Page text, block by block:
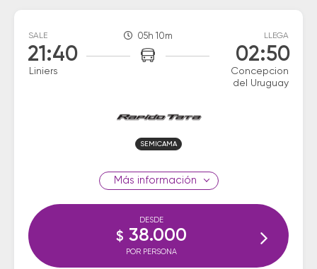
SALE
21:40
Liniers
05h 10m LLEGA
02:50
Concepcion
del Uruguay
SEMICAMA
información
DESDE
$ 38.000
POR PERSONA